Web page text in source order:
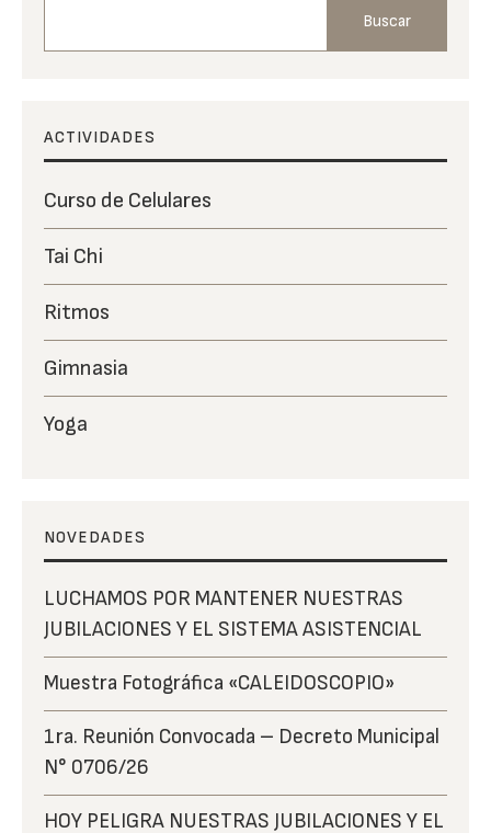
Buscar
ACTIVIDADES
Curso de Celulares
Tai Chi
Ritmos
Gimnasia
Yoga
NOVEDADES
LUCHAMOS POR MANTENER NUESTRAS
JUBILACIONES Y EL SISTEMA ASISTENCIAL
Muestra Fotográfica «CALEIDOSCOPIO»
1ra. Reunión Convocada – Decreto Municipal
N° 0706/26
HOY PELIGRA NUESTRAS JUBILACIONES Y EL